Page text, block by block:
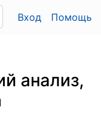
Вход Помощь
анализ,